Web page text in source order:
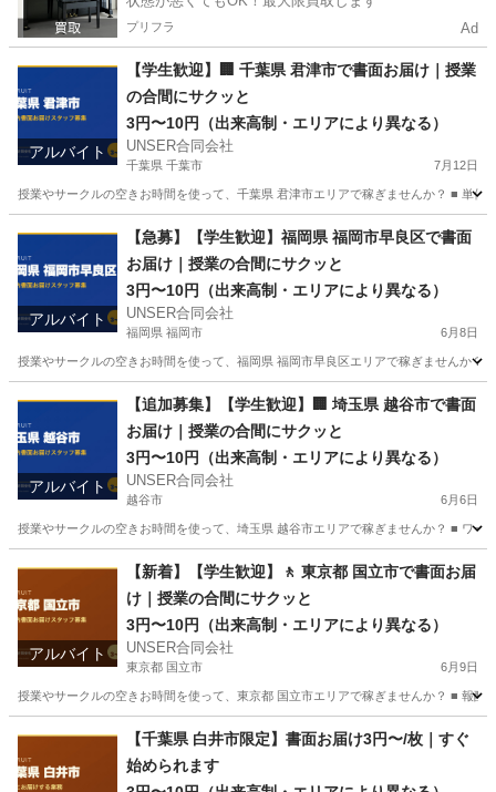
プリフラ Ad
アルバイト
【学生歓迎】🏢 千葉県 君津市で書面お届け｜授業
の合間にサクッと
3円〜10円（出来高制・エリアにより異なる）
UNSER合同会社
千葉県 千葉市 7月12日
授業やサークルの空きお時間を使って、千葉県 君津市エリアで稼ぎませんか？ ■ 単
ポスティング 合同会社
アルバイト
【急募】【学生歓迎】福岡県 福岡市早良区で書面
お届け｜授業の合間にサクッと
3円〜10円（出来高制・エリアにより異なる）
UNSER合同会社
福岡県 福岡市 6月8日
授業やサークルの空きお時間を使って、福岡県 福岡市早良区エリアで稼ぎませんか
ポスティング 合同会社
アルバイト
【追加募集】【学生歓迎】🏢 埼玉県 越谷市で書面
お届け｜授業の合間にサクッと
3円〜10円（出来高制・エリアにより異なる）
UNSER合同会社
越谷市 6月6日
授業やサークルの空きお時間を使って、埼玉県 越谷市エリアで稼ぎませんか？ ■ ワ
ポスティング 合同会社
アルバイト
【新着】【学生歓迎】🚶 東京都 国立市で書面お届
け｜授業の合間にサクッと
3円〜10円（出来高制・エリアにより異なる）
UNSER合同会社
東京都 国立市 6月9日
授業やサークルの空きお時間を使って、東京都 国立市エリアで稼ぎませんか？ ■ 報
ポスティング 合同会社
【千葉県 白井市限定】書面お届け3円〜/枚｜すぐ
始められます